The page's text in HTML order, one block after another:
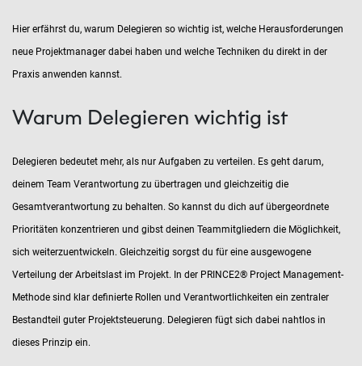
Hier erfährst du, warum Delegieren so wichtig ist, welche Herausforderungen
neue Projektmanager dabei haben und welche Techniken du direkt in der
Praxis anwenden kannst.
Warum Delegieren wichtig ist
Delegieren bedeutet mehr, als nur Aufgaben zu verteilen. Es geht darum,
deinem Team Verantwortung zu übertragen und gleichzeitig die
Gesamtverantwortung zu behalten. So kannst du dich auf übergeordnete
Prioritäten konzentrieren und gibst deinen Teammitgliedern die Möglichkeit,
sich weiterzuentwickeln. Gleichzeitig sorgst du für eine ausgewogene
Verteilung der Arbeitslast im Projekt. In der PRINCE2® Project Management-
Methode sind klar definierte Rollen und Verantwortlichkeiten ein zentraler
Bestandteil guter Projektsteuerung. Delegieren fügt sich dabei nahtlos in
dieses Prinzip ein.